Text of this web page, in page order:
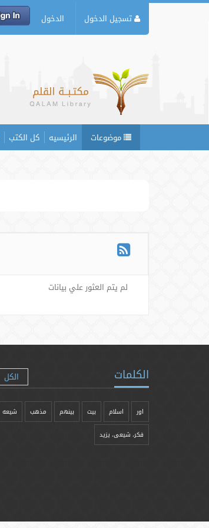
تسجيل الدخول الدخول
موضوعات الرئيسيه كل الكتب
لم يتم العثور علي بيانات
الكلمات الكل
اور اسلام بیت بينهم مذهب شيعه
فکر، شیعی، یزيد